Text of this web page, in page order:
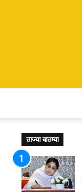
ताज्या बातम्या